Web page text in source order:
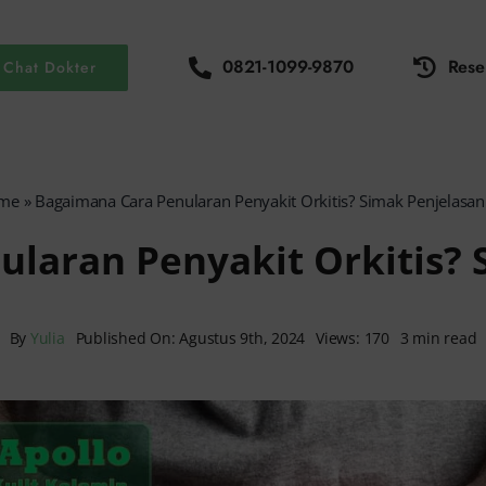
Chat Dokter 0821-1099-9870
» Bagaimana Cara Penularan Penyakit Orkitis? Simak
Penyakit Orkitis?
By Yulia Published On: Agustus 9th, 2024 Views: 170 3 min read